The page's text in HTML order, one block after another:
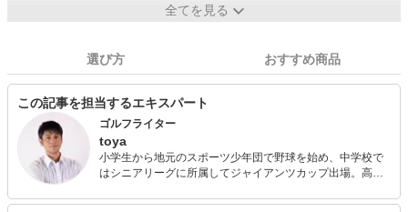
全てを見る
選び方 おすすめ商品
この記事を担当するエキスパート
ゴルフライター
toya
小学生から地元のスポーツ少年団で野球を始め、中学校で
はシニアリーグに所属してジャイアンツカップ出場。高校
ある。俊足巧打の外野手で核弾頭タイプ。 現在は30歳を過